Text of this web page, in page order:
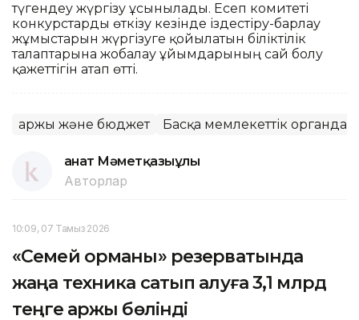
түгендеу жүргізу ұсынылады. Есеп комитеті
конкурстарды өткізу кезінде іздестіру-барлау
жұмыстарын жүргізуге қойылатын біліктілік
талаптарына жобалау ұйымдарының сай болу
қажеттігін атап өтті.
Қаржы және бюджет Басқа мемлекеттік органдар
Қанат Мәметқазыұлы
Авторлар
10:09, 07 Тамыз 2026
«Семей орманы» резерватында
жаңа техника сатып алуға 3,1 млрд
теңге қаржы бөлінді